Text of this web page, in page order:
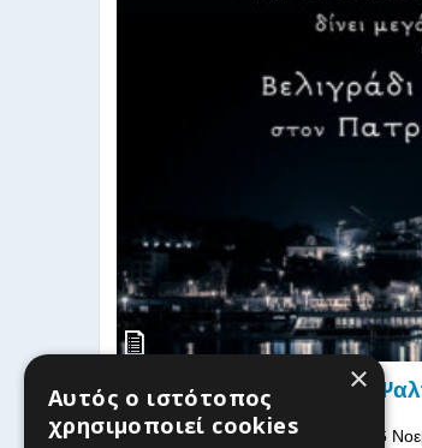
Συναυλία Εργαστηρίου
Το «ΕΡΓΑΣΤΗΡΙ ΨΑΛΤΙΚΗΣ» στις 6
×
Αυτός ο ιστότοπος
χρησιμοποιεί cookies